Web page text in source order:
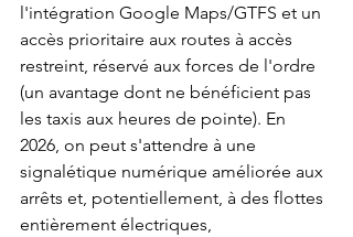
l'intégration Google Maps/GTFS et un
accès prioritaire aux routes à accès
restreint, réservé aux forces de l'ordre
(un avantage dont ne bénéficient pas
les taxis aux heures de pointe). En
2026, on peut s'attendre à une
signalétique numérique améliorée aux
arrêts et, potentiellement, à des flottes
entièrement électriques,